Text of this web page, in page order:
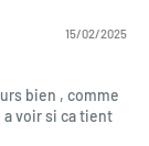
15/02/2025
bien , comme
a voir si ca tient